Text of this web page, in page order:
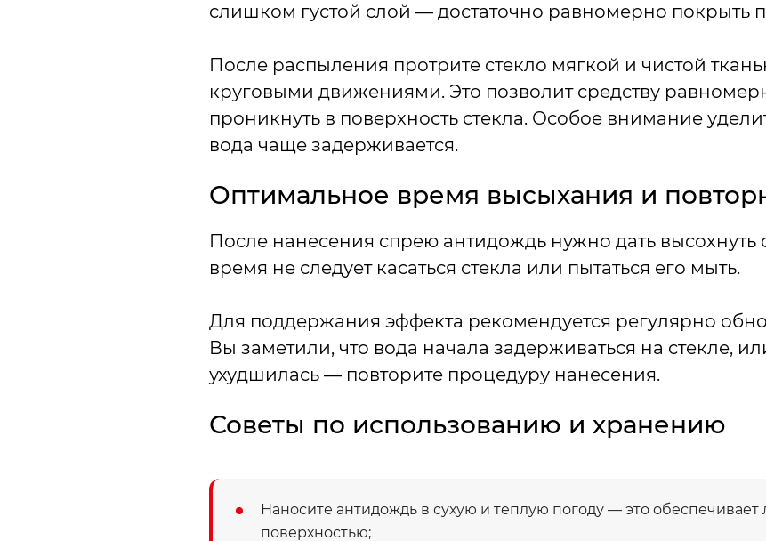
слишком густой слой — достаточно равномерно покрыть
После распыления протрите стекло мягкой и чистой
круговыми движениями. Это позволит средству
проникнуть в поверхность стекла. Особое внимание
вода чаще задерживается.
Оптимальное время высыхания и
После нанесения спрею антидождь нужно дать высохнуть
время не следует касаться стекла или пытаться его мыть.
Для поддержания эффекта рекомендуется регулярно
Вы заметили, что вода начала задерживаться на стекле,
ухудшилась — повторите процедуру нанесения.
Советы по использованию и хранению
Наносите антидождь в сухую и теплую погоду — это
поверхностью;